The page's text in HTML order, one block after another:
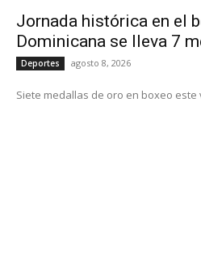
Jornada histórica en el
Dominicana se lleva 7
Deportes agosto 8, 2026
Siete medallas de oro en boxeo